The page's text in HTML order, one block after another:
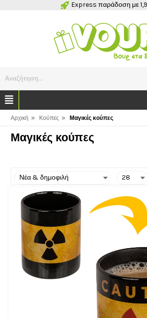
Express παράδοση με
Αναζήτηση...
Αρχική » Κούπες » Μαγικές κούπες
Μαγικές κούπες